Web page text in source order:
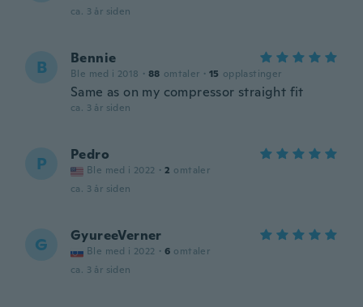
ca. 3 år siden
B Bennie
Ble med i 2018 · 88 omtaler · 15 opplastinger
Same as on my compressor straight fit
ca. 3 år siden
P Pedro
Ble med i 2022 · 2 omtaler
ca. 3 år siden
G GyureeVerner
Ble med i 2022 · 6 omtaler
ca. 3 år siden